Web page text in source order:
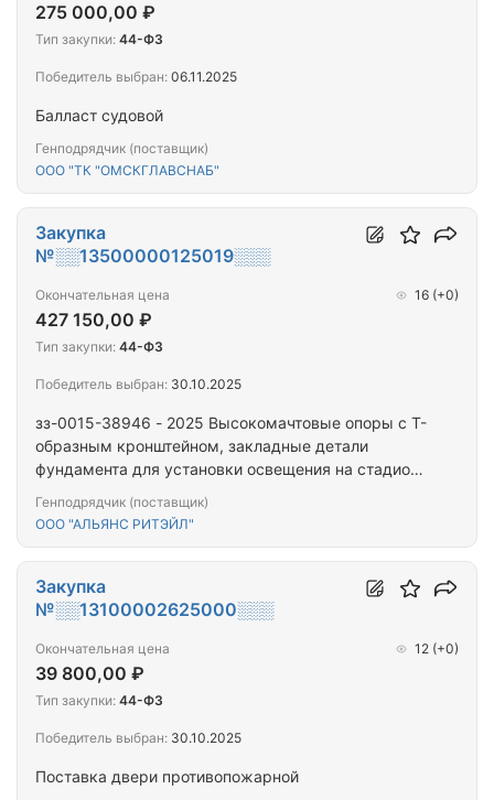
Балласт судовой
Генподрядчик (поставщик)
ООО "ТК "ОМСКГЛАВСНАБ"
275 000,00 ₽
Тип закупки: 44-ФЗ
Победитель выбран: 06.11.2025
зз-0015-38946 - 2025 Высокомачтовые опоры с Т-
образным кронштейном, закладные детали
фундамента для установки освещения на стадионе
Генподрядчик (поставщик)
ООО "АЛЬЯНС РИТЭЙЛ"
Закупка
№░░13500000125019░░░
Окончательная цена
427 150,00 ₽
16 (+0)
Тип закупки: 44-ФЗ
Победитель выбран: 30.10.2025
Поставка двери противопожарной
Закупка
№░░13100002625000░░░
Окончательная цена
39 800,00 ₽
12 (+0)
Тип закупки: 44-ФЗ
Победитель выбран: 30.10.2025